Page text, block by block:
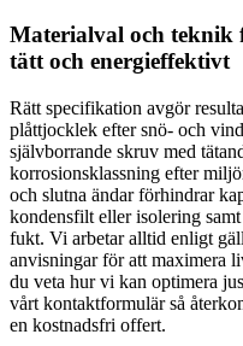
Materialval och teknik
tätt och energieffektivt
Rätt specifikation avgör
plåttjocklek efter snö- och
självborrande skruv med
korrosionsklassning efter
och slutna ändar förhindrar
kondensfilt eller isolering
fukt. Vi arbetar alltid enligt
anvisningar för att maximera
du veta hur vi kan optimera
vårt kontaktformulär så
en kostnadsfri offert.